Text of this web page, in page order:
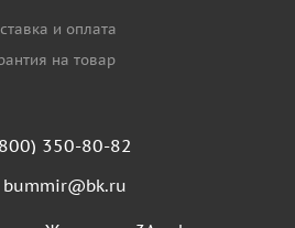
и оплата
на товар
350-80-82
bummir@bk.ru